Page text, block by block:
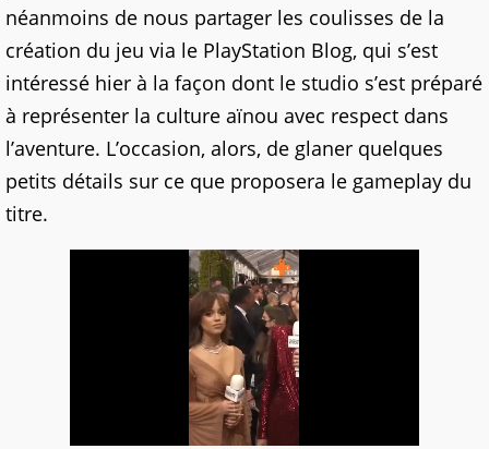
néanmoins de nous partager les coulisses de la
création du jeu via le PlayStation Blog, qui s’est
intéressé hier à la façon dont le studio s’est préparé
à représenter la culture aïnou avec respect dans
l’aventure. L’occasion, alors, de glaner quelques
petits détails sur ce que proposera le gameplay du
titre.